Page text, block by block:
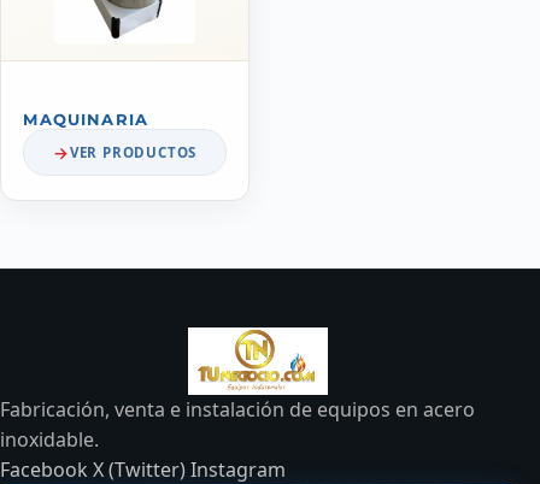
MAQUINARIA
VER PRODUCTOS
Fabricación, venta e instalación de equipos en acero
inoxidable.
FacebookX (Twitter)Instagram